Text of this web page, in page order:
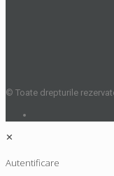
© Toate drepturile
✕
Autentificare